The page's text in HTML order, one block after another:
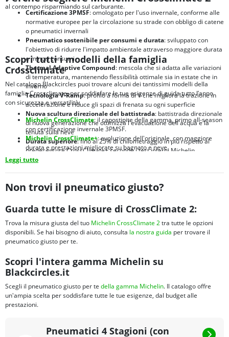
al contempo risparmiando sul carburante.
Certificazione 3PMSF: omologato per l'uso invernale, conforme alle
normative europee per la circolazione su strade con obbligo di catene
o pneumatici invernali
Pneumatico sostenibile per consumi e durata: sviluppato con
l'obiettivo di ridurre l'impatto ambientale attraverso maggiore durata
e minori consumi
Thermal Adaptive Compound: mescola che si adatta alle variazioni
di temperatura, mantenendo flessibilità ottimale sia in estate che in
inverno
Tecnologia V-Ramp: profilo a forma di V che migliora la trazione in
accelerazione e riduce gli spazi di frenata su ogni superficie
Nuova scultura direzionale del battistrada: battistrada direzionale
di nuova generazione che ottimizza l'evacuazione dell'acqua e la
tenuta sulla neve
Durata superiore: fino al 25% di chilometraggio in più rispetto al
predecessore CrossClimate+ secondo i test interni Michelin
Brand leader mondiale
Scopri tutti i modelli della famiglia
Crossclimate
Nel catalogo Blackcircles puoi trovare alcuni dei tantissimi modelli della
famiglia Crossclimate, per soddisfare le tue esigenze di guida tutto l’anno
con sicurezza e versatilità:
Michelin CrossClimate: il capostipite della gamma, primo all-season
con certificazione invernale 3PMSF.
Michelin CrossClimate+: evoluzione dell'originale, con maggiore
durata e prestazioni migliorate su bagnato e neve.
Michelin CrossClimate 2 SUV
con struttura rinforzata per carichi maggiori e spalle ottimizzate
Michelin CrossClimate 3:nuova generazione 2024 con prestazioni
migliorate su bagnato e maggiore efficienza energetica
Michelin CrossClimate Camping: sviluppato per camper e van, con
Leggi tutto
Non trovi il pneumatico giusto?
Guarda tutte le misure di CrossClimate 2:
Trova la misura giusta del tuo Michelin CrossClimate 2tra tutte le opzioni
disponibili. Se hai bisogno di aiuto, consulta la nostra guida per trovare il
pneumatico giusto per te.
Scopri l'intera gamma Michelin su
Blackcircles.it
Scegli il pneumatico giusto per te della gamma Michelin. Il catalogo offre
un'ampia scelta per soddisfare tutte le tue esigenze, dal budget alle
prestazioni.
Pneumatici 4 Stagioni (con